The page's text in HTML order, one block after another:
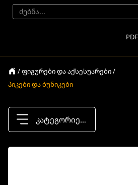
/ ფიგურები და აქსესუარები /
პიკები და ბუნიკები
კატეგორიები